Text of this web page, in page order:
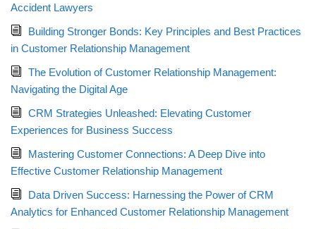
Accident Lawyers
Building Stronger Bonds: Key Principles and Best Practices
in Customer Relationship Management
The Evolution of Customer Relationship Management:
Navigating the Digital Age
CRM Strategies Unleashed: Elevating Customer
Experiences for Business Success
Mastering Customer Connections: A Deep Dive into
Effective Customer Relationship Management
Data Driven Success: Harnessing the Power of CRM
Analytics for Enhanced Customer Relationship Management